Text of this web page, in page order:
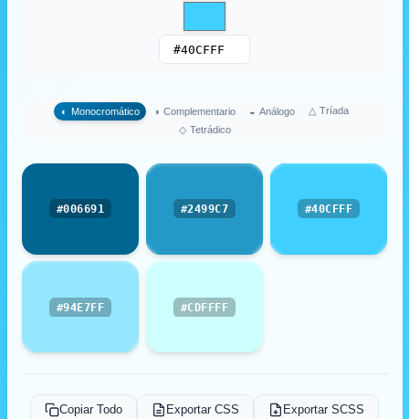
◐ Monocromático ◑ Complementario ◒ Análogo △ Tríada
◇ Tetrádico
#006691 #2499C7 #40CFFF
#94E7FF #CDFFFF
Copiar Todo Exportar CSS Exportar SCSS